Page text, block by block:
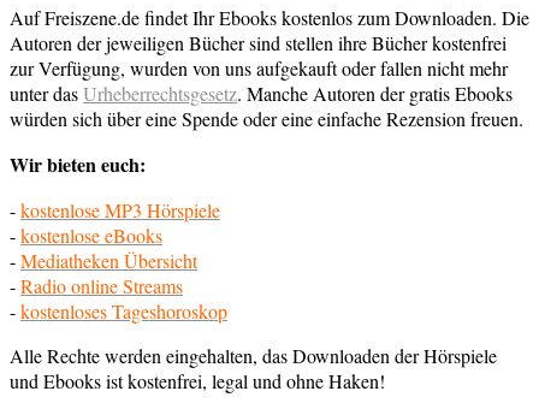
Auf Freiszene.de findet Ihr Ebooks kostenlos zum Downloaden. Die
Autoren der jeweiligen Bücher sind stellen ihre Bücher kostenfrei
zur Verfügung, wurden von uns aufgekauft oder fallen nicht mehr
unter dasUrheberrechtsgesetz. Manche Autoren der gratis Ebooks
würden sich über eine Spende oder eine einfache Rezension freuen.
Wir bieten euch:
-kostenlose MP3 Hörspiele
-kostenlose eBooks
-Mediatheken Übersicht
-Radio online Streams
-kostenloses Tageshoroskop
Alle Rechte werden eingehalten, das Downloaden der Hörspiele
und Ebooks ist kostenfrei, legal und ohne Haken!